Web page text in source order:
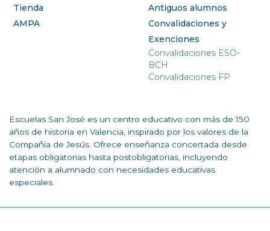
Tienda
AMPA
Antiguos alumnos
Convalidaciones y
Exenciones
Convalidaciones ESO-
BCH
Convalidaciones FP
Escuelas San José es un centro educativo con más de 150
años de historia en Valencia, inspirado por los valores de la
Compañía de Jesús. Ofrece enseñanza concertada desde
etapas obligatorias hasta postobligatorias, incluyendo
atención a alumnado con necesidades educativas
especiales.